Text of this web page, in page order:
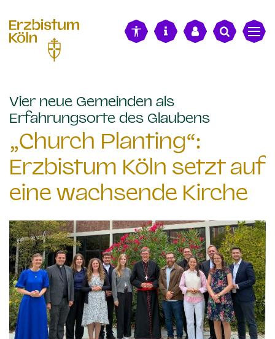
Vier neue Gemeinden als
Erfahrungsorte des Glaubens:
„Church Planting“:
Erzbistum Köln setzt auf
eine wachsende Kirche